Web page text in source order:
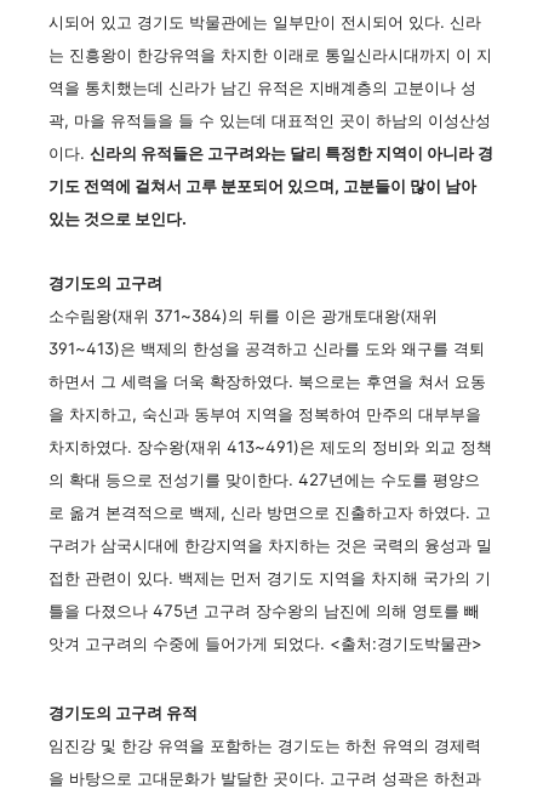
시되어 있고 경기도 박물관에는 일부만이 전시되어 있다. 신라
는 진흥왕이 한강유역을 차지한 이래로 통일신라시대까지 이 지
역을 통치했는데 신라가 남긴 유적은 지배계층의 고분이나 성
곽, 마을 유적들을 들 수 있는데 대표적인 곳이 하남의 이성산성
이다. 신라의 유적들은 고구려와는 달리 특정한 지역이 아니라 경
기도 전역에 걸쳐서 고루 분포되어 있으며, 고분들이 많이 남아
있는 것으로 보인다.
경기도의 고구려
소수림왕(재위 371~384)의 뒤를 이은 광개토대왕(재위
391~413)은 백제의 한성을 공격하고 신라를 도와 왜구를 격퇴
하면서 그 세력을 더욱 확장하였다. 북으로는 후연을 쳐서 요동
을 차지하고, 숙신과 동부여 지역을 정복하여 만주의 대부부을
차지하였다. 장수왕(재위 413~491)은 제도의 정비와 외교 정책
의 확대 등으로 전성기를 맞이한다. 427년에는 수도를 평양으
로 옮겨 본격적으로 백제, 신라 방면으로 진출하고자 하였다. 고
구려가 삼국시대에 한강지역을 차지하는 것은 국력의 융성과 밀
접한 관련이 있다. 백제는 먼저 경기도 지역을 차지해 국가의 기
틀을 다졌으나 475년 고구려 장수왕의 남진에 의해 영토를 빼
앗겨 고구려의 수중에 들어가게 되었다. <출처:경기도박물관>
경기도의 고구려 유적
임진강 및 한강 유역을 포함하는 경기도는 하천 유역의 경제력
을 바탕으로 고대문화가 발달한 곳이다. 고구려 성곽은 하천과